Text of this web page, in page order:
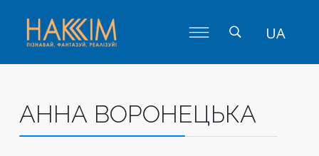
UA
АННА ВОРОНЕЦЬКА